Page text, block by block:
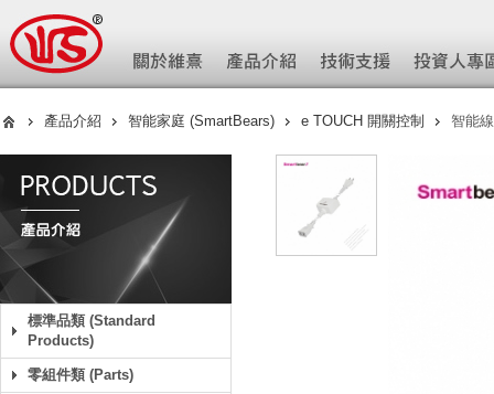
產品介紹 智能家庭 (SmartBears) e TOUCH 開關控制 智能
標準品類 (Standard
Products)
零組件類 (Parts)